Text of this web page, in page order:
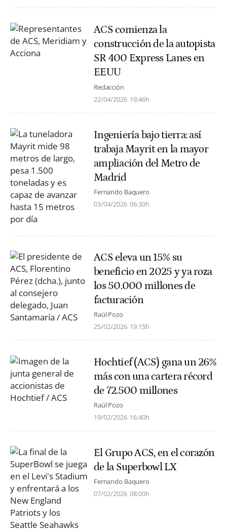
ACS comienza la
construcción de la autopista
SR 400 Express Lanes en
EEUU
Redacción
22/04/2026 19:46h
Ingeniería bajo tierra: así
trabaja Mayrit en la mayor
ampliación del Metro de
Madrid
Fernando Baquero
03/04/2026 06:30h
ACS eleva un 15% su
beneficio en 2025 y ya roza
los 50.000 millones de
facturación
Raúl Pozo
25/02/2026 19:15h
Hochtief (ACS) gana un 26%
más con una cartera récord
de 72.500 millones
Raúl Pozo
19/02/2026 16:40h
El Grupo ACS, en el corazón
de la Superbowl LX
Fernando Baquero
07/02/2026 08:00h